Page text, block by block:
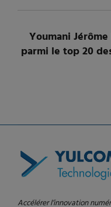
Youmani
parmi le top 20
Accélérer l’innovation